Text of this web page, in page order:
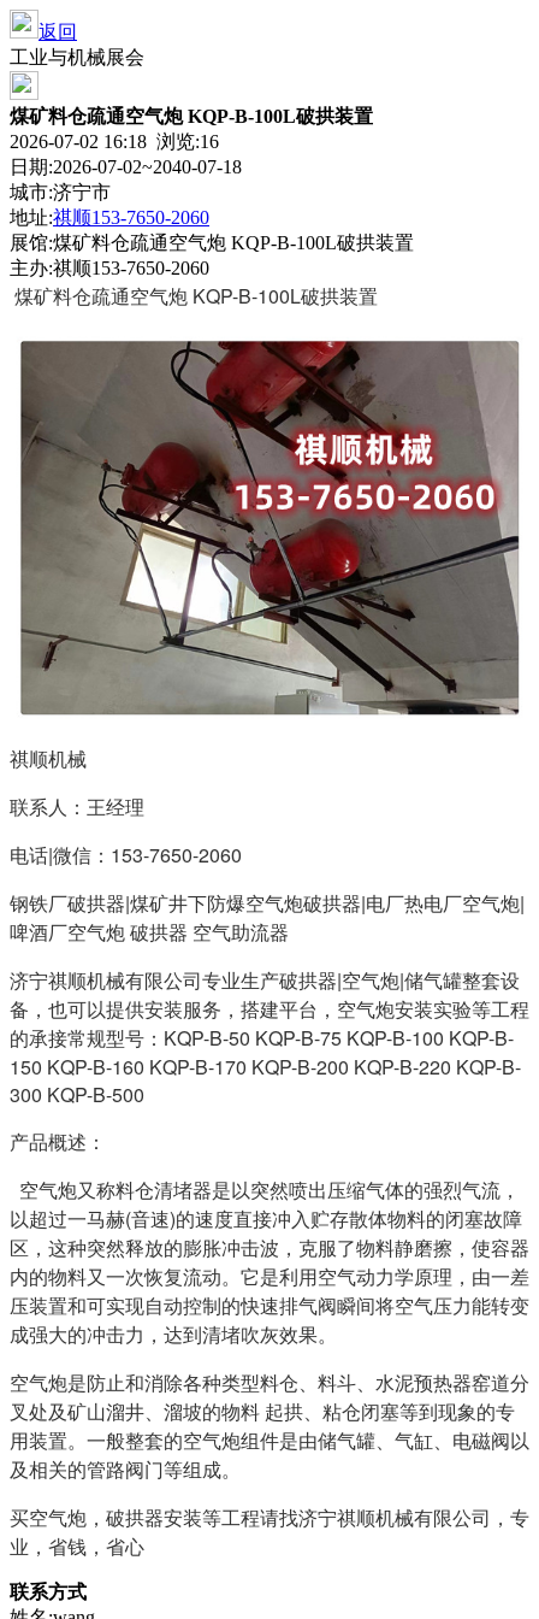
返回
工业与机械展会
煤矿料仓疏通空气炮 KQP-B-100L破拱装置
2026-07-02 16:18 浏览:16
日期:2026-07-02~2040-07-18
城市:济宁市
地址:祺顺153-7650-2060
展馆:煤矿料仓疏通空气炮 KQP-B-100L破拱装置
主办:祺顺153-7650-2060
煤矿料仓疏通空气炮 KQP-B-100L破拱装置
祺顺机械
联系人：王经理
电话|微信：153-7650-2060
钢铁厂破拱器|煤矿井下防爆空气炮破拱器|电厂热电厂空气炮|
啤酒厂空气炮 破拱器 空气助流器
济宁祺顺机械有限公司专业生产破拱器|空气炮|储气罐整套设
备，也可以提供安装服务，搭建平台，空气炮安装实验等工程
的承接常规型号：KQP-B-50 KQP-B-75 KQP-B-100 KQP-B-
150 KQP-B-160 KQP-B-170 KQP-B-200 KQP-B-220 KQP-B-
300 KQP-B-500
产品概述：
空气炮又称料仓清堵器是以突然喷出压缩气体的强烈气流，
以超过一马赫(音速)的速度直接冲入贮存散体物料的闭塞故障
区，这种突然释放的膨胀冲击波，克服了物料静磨擦，使容器
内的物料又一次恢复流动。它是利用空气动力学原理，由一差
压装置和可实现自动控制的快速排气阀瞬间将空气压力能转变
成强大的冲击力，达到清堵吹灰效果。
空气炮是防止和消除各种类型料仓、料斗、水泥预热器窑道分
叉处及矿山溜井、溜坡的物料 起拱、粘仓闭塞等到现象的专
用装置。一般整套的空气炮组件是由储气罐、气缸、电磁阀以
及相关的管路阀门等组成。
买空气炮，破拱器安装等工程请找济宁祺顺机械有限公司，专
业，省钱，省心
联系方式